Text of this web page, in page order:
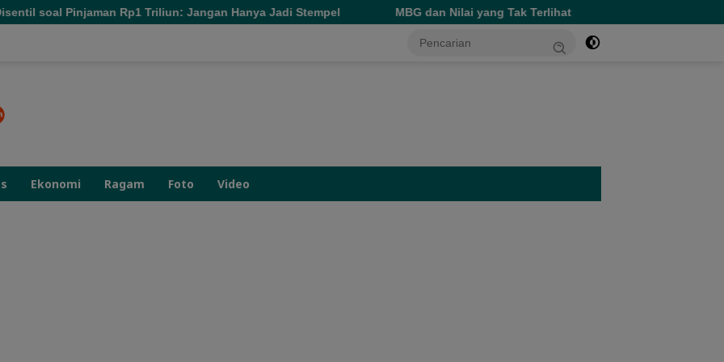
Triliun: Jangan Hanya Jadi Stempel MBG dan Nilai yang Tak Terlihat
Ekonomi Ragam Foto Video